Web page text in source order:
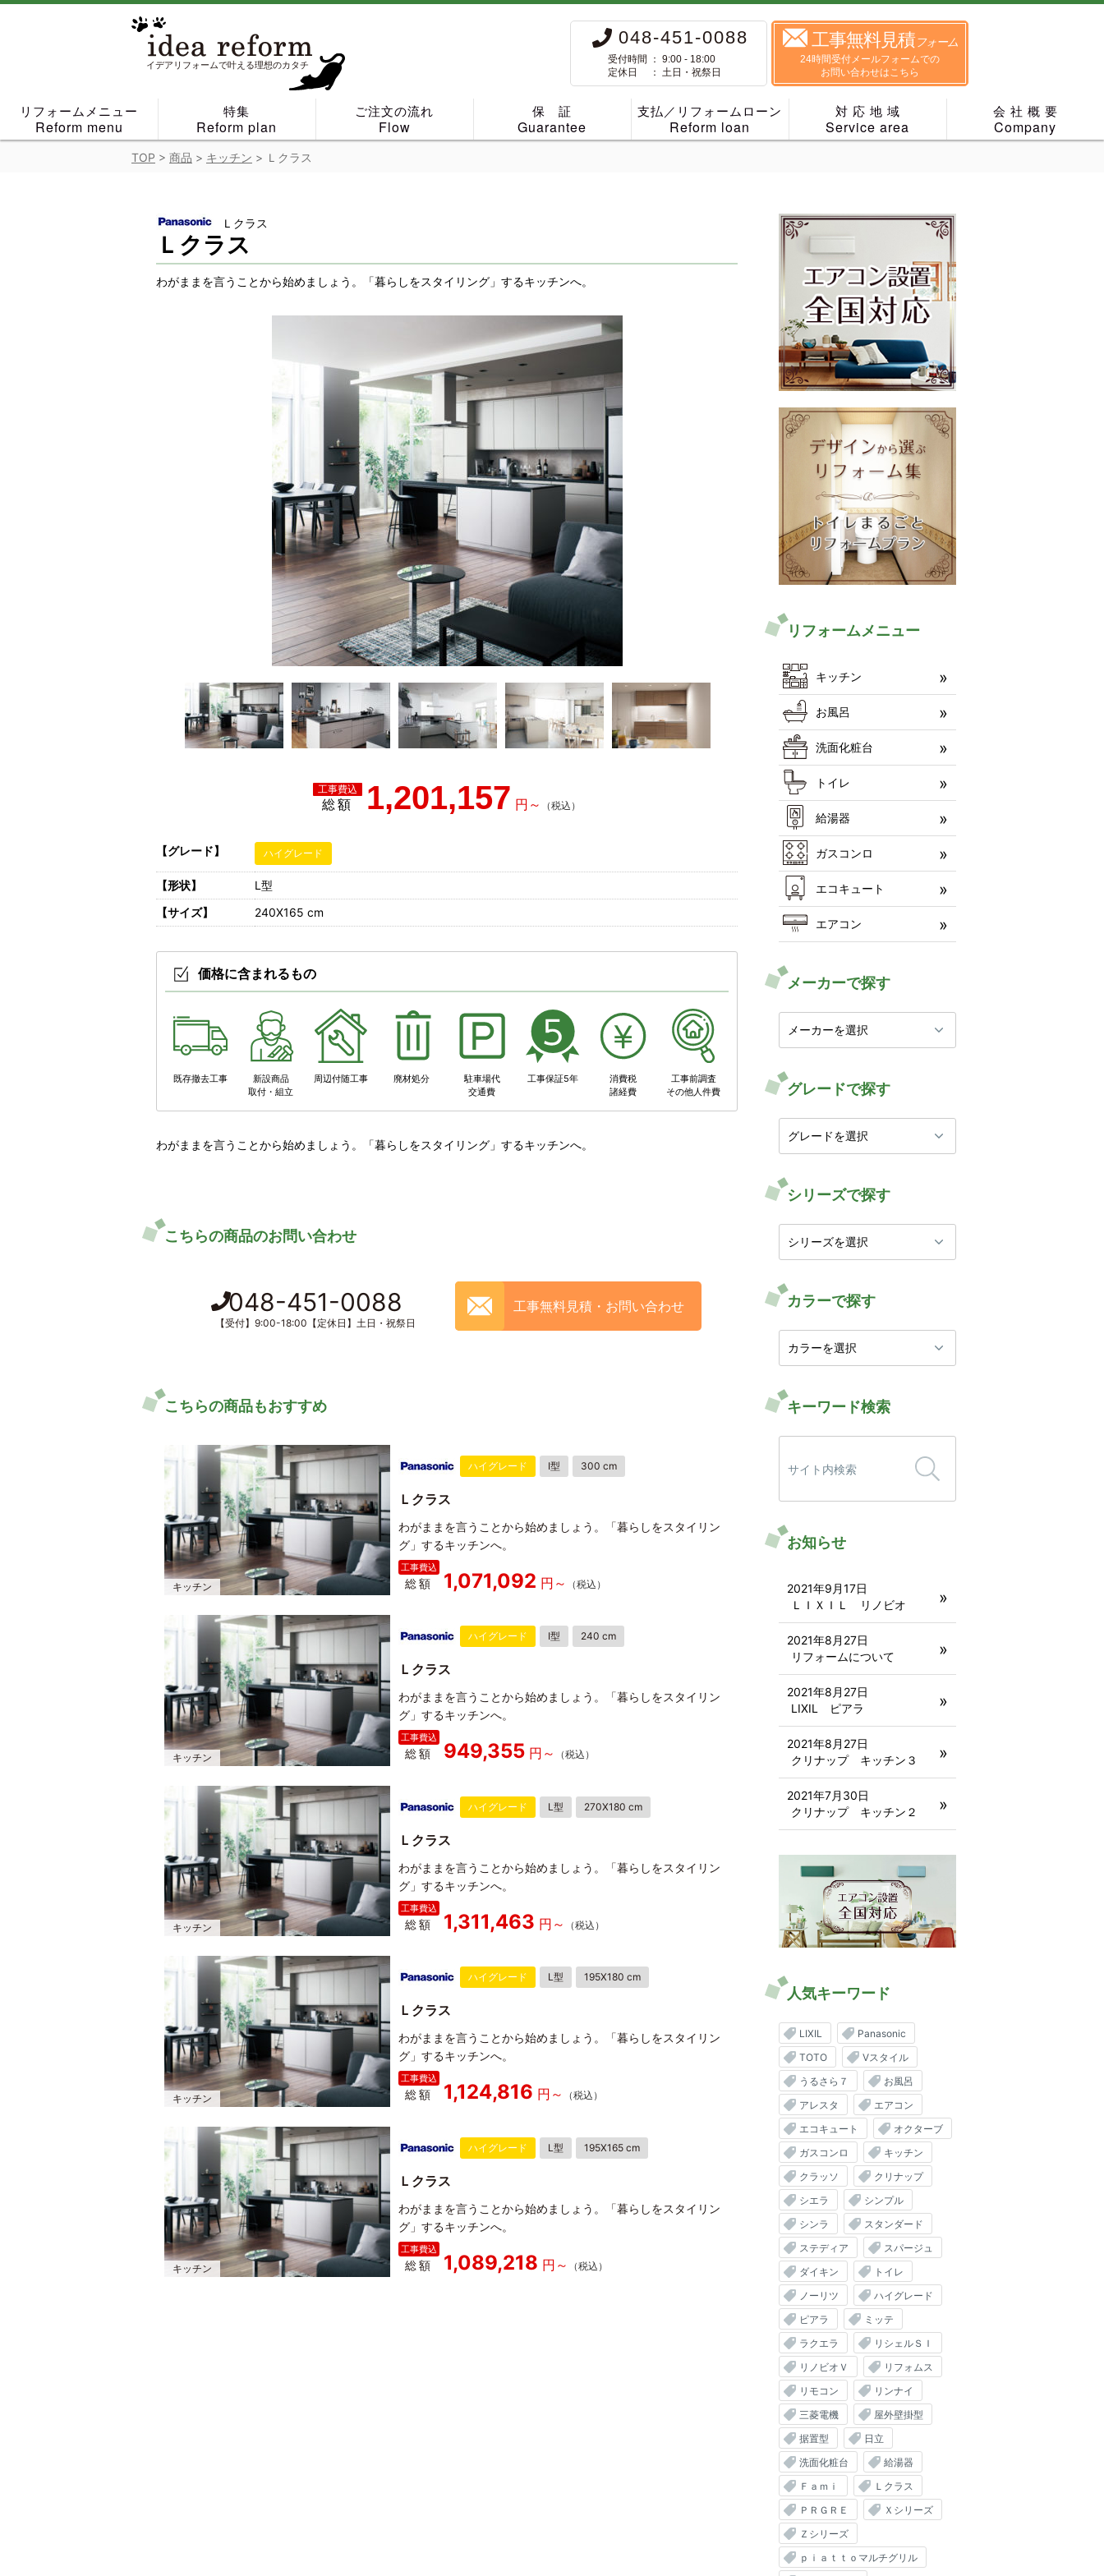
Skip
イデアリフォームで叶える理想のカタチ
048-451-0088
受付時間 ： 9:00 - 18:00
定休日 ： 土日・祝祭日
工事無料見積フォーム
24時間受付メールフォームでの
お問い合わせはこちら
リフォームメニュー
Reform menu
特集
Reform plan
ご注文の流れ
Flow
保 証
Guarantee
支払／リフォームローン
Reform loan
対 応 地 域
Service area
会 社 概 要
Company
TOP > 商品 > キッチン > Ｌクラス
Ｌクラス
Ｌクラス
わがままを言うことから始めましょう。「暮らしをスタイリング」するキッチンへ。
総額 1,201,157
【グレード】 ハイグレード
【形状】
L型
【サイズ】
240X165 cm
価格に含まれるもの
既存撤去工事
新設商品
取付・組立
周辺付随工事 廃材処分
駐車場代
交通費
工事保証5年
消費税
諸経費
工事前調査
その他人件費
わがままを言うことから始めましょう。「暮らしをスタイリング」するキッチンへ。
こちらの商品のお問い合わせ
048-451-0088
【受付】9:00-18:00【定休日】土日・祝祭日
工事無料見積・お問い合わせ
こちらの商品もおすすめ
ハイグレード I型 300 cm
Ｌクラス
わがままを言うことから始めましょう。「暮らしをスタイリン
グ」するキッチンへ。
総額 1,071,092
ハイグレード I型 240 cm
Ｌクラス
わがままを言うことから始めましょう。「暮らしをスタイリン
グ」するキッチンへ。
総額 949,355
ハイグレード L型 270X180 cm
Ｌクラス
わがままを言うことから始めましょう。「暮らしをスタイリン
グ」するキッチンへ。
総額 1,311,463
ハイグレード L型 195X180 cm
Ｌクラス
わがままを言うことから始めましょう。「暮らしをスタイリン
グ」するキッチンへ。
総額 1,124,816
ハイグレード L型 195X165 cm
Ｌクラス
わがままを言うことから始めましょう。「暮らしをスタイリン
グ」するキッチンへ。
総額 1,089,218
リフォームメニュー
キッチン
お風呂
洗面化粧台
トイレ
給湯器
ガスコンロ
エコキュート
エアコン
メーカーで探す
グレードで探す
シリーズで探す
カラーで探す
キーワード検索
お知らせ
ＬＩＸＩＬ リノビオ
2021年9月17日
リフォームについて
2021年8月27日
LIXIL ピアラ
2021年8月27日
クリナップ キッチン３
2021年8月27日
クリナップ キッチン２
2021年7月30日
人気キーワード
LIXIL
Panasonic
TOTO
Vスタイル
うるさら７
お風呂
アレスタ
エアコン
エコキュート
オクターブ
ガスコンロ
キッチン
クラッソ
クリナップ
シエラ
シンプル
シンラ
スタンダード
ステディア
スパージュ
ダイキン
トイレ
ノーリツ
ハイグレード
ピアラ
ミッテ
ラクエラ
リシェルＳＩ
リノビオＶ
リフォムス
リモコン
リンナイ
三菱電機
屋外壁掛型
据置型
日立
洗面化粧台
給湯器
Ｆａｍｉ
Ｌクラス
ＰＲＧＲＥ
Ｘシリーズ
Ｚシリーズ
ｐｉａｔｔｏマルチグリル